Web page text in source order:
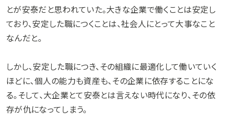
とが安泰だと思われていた。大きな企業で働くことは安定し
ており、安定した職につくことは、社会人にとって大事なこと
なんだと。
しかし、安定した職につき、その組織に最適化して働いていく
ほどに、個人の能力も資産も、その企業に依存することにな
る。そして、大企業とて安泰とは言えない時代になり、その依
存が仇になってしまう。